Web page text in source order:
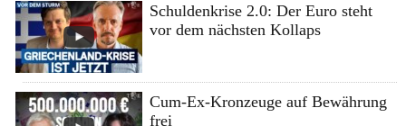
Schuldenkrise 2.0: Der Euro steht
vor dem nächsten Kollaps
Cum-Ex-Kronzeuge auf Bewährung
frei